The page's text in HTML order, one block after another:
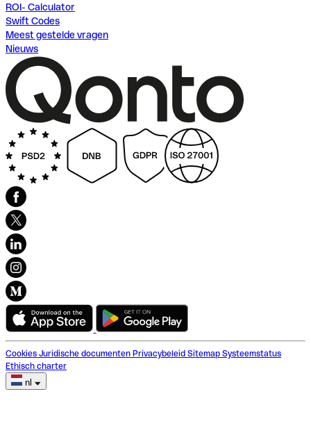
ROI- Calculator
Swift Codes
Meest gestelde vragen
Nieuws
Cookies Juridische documenten Privacybeleid Sitemap Systeemstatus
Ethisch charter
nl